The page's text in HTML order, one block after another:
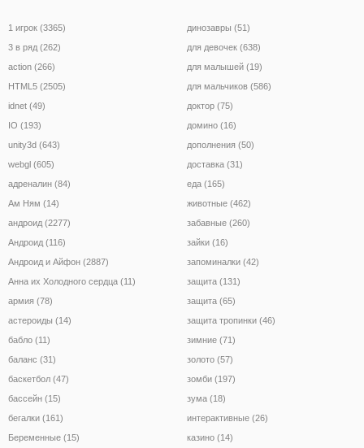
1 игрок (3365)
3 в ряд (262)
action (266)
HTML5 (2505)
idnet (49)
IO (193)
unity3d (643)
webgl (605)
адреналин (84)
Ам Ням (14)
андроид (2277)
Андроид (116)
Андроид и Айфон (2887)
Анна их Холодного сердца (11)
армия (78)
астероиды (14)
бабло (11)
баланс (31)
баскетбол (47)
бассейн (15)
бегалки (161)
Беременные (15)
динозавры (51)
для девочек (638)
для малышей (19)
для мальчиков (586)
доктор (75)
домино (16)
дополнения (50)
доставка (31)
еда (165)
животные (462)
забавные (260)
зайки (16)
запоминалки (42)
защита (131)
защита (65)
защита тропинки (46)
зимние (71)
золото (57)
зомби (197)
зума (18)
интерактивные (26)
казино (14)